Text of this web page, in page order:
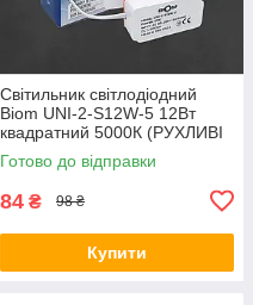
Світильник світлодіодний
Biom UNI-2-S12W-5 12Вт
квадратний 5000К (РУХЛИВІ
КЛІПСИ)
Готово до відправки
84 ₴ 98 ₴
Купити